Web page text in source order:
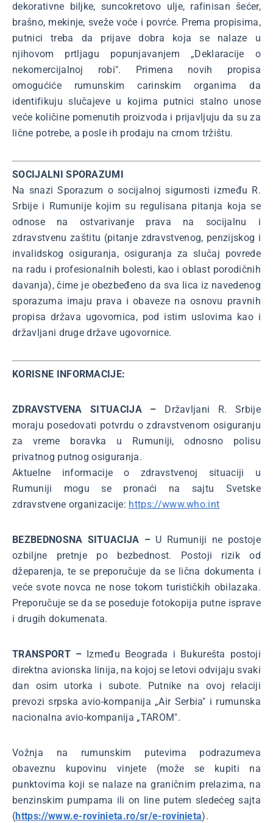
dekorativne biljke, suncokretovo ulje, rafinisan šećer,
brašno, mekinje, sveže voće i povrće. Prema propisima,
putnici treba da prijave dobra koja se nalaze u
njihovom prtljagu popunjavanjem „Deklaracije o
nekomercijalnoj robi". Primena novih propisa
omogućiće rumunskim carinskim organima da
identifikuju slučajeve u kojima putnici stalno unose
veće količine pomenutih proizvoda i prijavljuju da su za
lične potrebe, a posle ih prodaju na crnom tržištu.
SOCIJALNI SPORAZUMI
Na snazi Sporazum o socijalnoj sigurnosti između R.
Srbije i Rumunije kojim su regulisana pitanja koja se
odnose na ostvarivanje prava na socijalnu i
zdravstvenu zaštitu (pitanje zdravstvenog, penzijskog i
invalidskog osiguranja, osiguranja za slučaj povrede
na radu i profesionalnih bolesti, kao i oblast porodičnih
davanja), čime je obezbeđeno da sva lica iz navedenog
sporazuma imaju prava i obaveze na osnovu pravnih
propisa država ugovornica, pod istim uslovima kao i
državljani druge države ugovornice.
KORISNE INFORMACIJE:
ZDRAVSTVENA SITUACIJA – Državljani R. Srbije
moraju posedovati potvrdu o zdravstvenom osiguranju
za vreme boravka u Rumuniji, odnosno polisu
privatnog putnog osiguranja.
Aktuelne informacije o zdravstvenoj situaciji u
Rumuniji mogu se pronaći na sajtu Svetske
zdravstvene organizacije: https://www.who.int
BEZBEDNOSNA SITUACIJA – U Rumuniji ne postoje
ozbiljne pretnje po bezbednost. Postoji rizik od
džeparenja, te se preporučuje da se lična dokumenta i
veće svote novca ne nose tokom turističkih obilazaka.
Preporučuje se da se poseduje fotokopija putne isprave
i drugih dokumenata.
TRANSPORT –
Između Beograda i Bukurešta postoji
direktna avionska linija, na kojoj se letovi odvijaju svaki
dan osim utorka i subote. Putnike na ovoj relaciji
prevozi srpska avio-kompanija „Air Serbia" i rumunska
nacionalna avio-kompanija „TAROM".
Vožnja na rumunskim putevima podrazumeva
obaveznu kupovinu vinjete (može se kupiti na
punktovima koji se nalaze na graničnim prelazima, na
benzinskim pumpama ili on line putem sledećeg sajta
(https://www.e-rovinieta.ro/sr/e-rovinieta).